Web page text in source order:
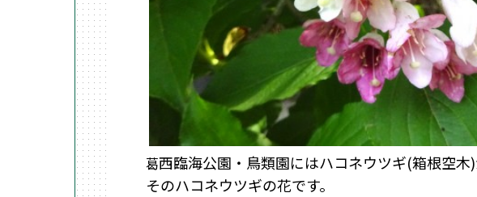
葛西臨海公園・鳥類園にはハコネウツギ(箱根空木)
そのハコネウツギの花です。